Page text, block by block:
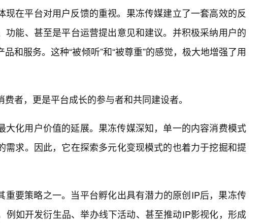
现在平台对用户反馈的重视。果冻传媒建立了一套高效的反
功能、甚至是平台运营提出意见和建议。并积极采纳用户的
和服务。这种“被倾听”和“被尊重”的感觉，极大地增强了用
者，更是平台成长的参与者和共同建设者。
大化用户价值的延展。果冻传媒深知，单一的内容消费模式
需求。因此，它在探索多元化变现模式的也着力于挖掘和提
重要策略之一。当平台孵化出具有潜力的原创IP后，果冻传
例如开发衍生品、举办线下活动、甚至推动IP影视化，形成